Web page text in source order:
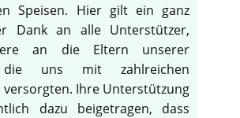
Speisen. Hier gilt ein ganz
Dank an alle Unterstützer,
an die Eltern unserer
die uns mit zahlreichen
versorgten. Ihre Unterstützung
dazu beigetragen, dass